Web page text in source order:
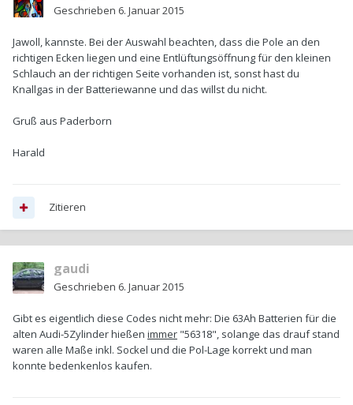
Geschrieben 6. Januar 2015
Jawoll, kannste. Bei der Auswahl beachten, dass die Pole an den
richtigen Ecken liegen und eine Entlüftungsöffnung für den kleinen
Schlauch an der richtigen Seite vorhanden ist, sonst hast du
Knallgas in der Batteriewanne und das willst du nicht.
Gruß aus Paderborn
Harald
Zitieren
gaudi
Geschrieben 6. Januar 2015
Gibt es eigentlich diese Codes nicht mehr: Die 63Ah Batterien für die
alten Audi-5Zylinder hießen immer "56318", solange das drauf stand
waren alle Maße inkl. Sockel und die Pol-Lage korrekt und man
konnte bedenkenlos kaufen.